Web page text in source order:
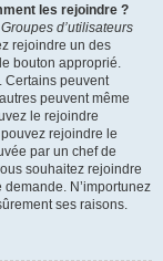
les rejoindre ?
Groupes d’utilisateurs
rejoindre un des
bouton approprié.
Certains peuvent
peuvent même
le rejoindre
rejoindre le
par un chef de
souhaitez rejoindre
N’importunez
ses raisons.